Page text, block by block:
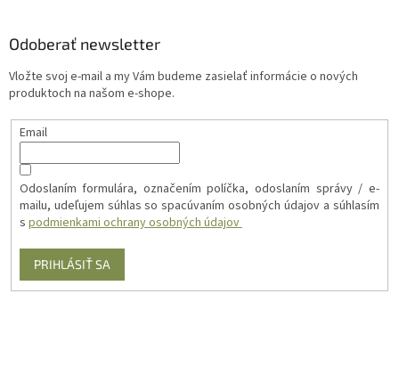
Odoberať newsletter
Vložte svoj e-mail a my Vám budeme zasielať informácie o nových
produktoch na našom e-shope.
Email
Odoslaním formulára, označením políčka, odoslaním správy / e-
mailu, udeľujem súhlas so spacúvaním osobných údajov a súhlasím
s podmienkami ochrany osobných údajov
PRIHLÁSIŤ SA